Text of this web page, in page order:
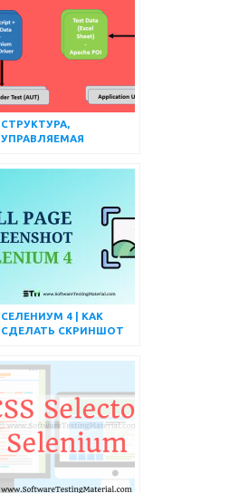
СТРУКТУРА,
УПРАВЛЯЕМАЯ
WEBDRIVER | МАТЕРИАЛ
ОБЕСПЕЧЕНИЯ
СЕЛЕНИУМ 4 | КАК
СДЕЛАТЬ СКРИНШОТ
ИСПОЛЬЗОВАНИЕМ
SELENIUM 4